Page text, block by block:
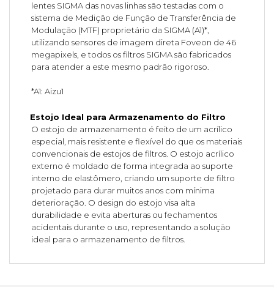
lentes SIGMA das novas linhas são testadas com o
sistema de Medição de Função de Transferência de
Modulação (MTF) proprietário da SIGMA (A1)*,
utilizando sensores de imagem direta Foveon de 46
megapixels, e todos os filtros SIGMA são fabricados
para atender a este mesmo padrão rigoroso.
*A1: Aizu1
Estojo Ideal para Armazenamento do Filtro
O estojo de armazenamento é feito de um acrílico
especial, mais resistente e flexível do que os materiais
convencionais de estojos de filtros. O estojo acrílico
externo é moldado de forma integrada ao suporte
interno de elastômero, criando um suporte de filtro
projetado para durar muitos anos com mínima
deterioração. O design do estojo visa alta
durabilidade e evita aberturas ou fechamentos
acidentais durante o uso, representando a solução
ideal para o armazenamento de filtros.